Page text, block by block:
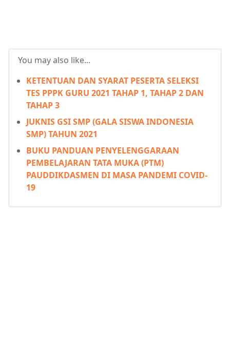
You may also like...
KETENTUAN DAN SYARAT PESERTA SELEKSI
TES PPPK GURU 2021 TAHAP 1, TAHAP 2 DAN
TAHAP 3
JUKNIS GSI SMP (GALA SISWA INDONESIA
SMP) TAHUN 2021
BUKU PANDUAN PENYELENGGARAAN
PEMBELAJARAN TATA MUKA (PTM)
PAUDDIKDASMEN DI MASA PANDEMI COVID-
19